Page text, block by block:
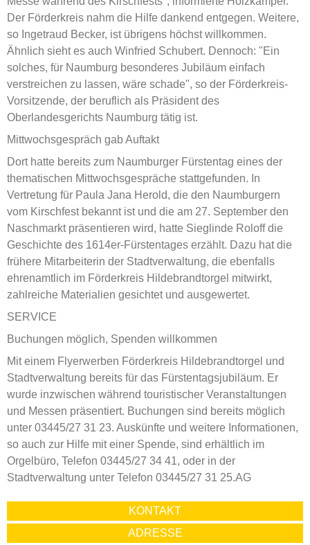
Der Förderkreis nahm die Hilfe dankend entgegen. Weitere,
so Ingetraud Becker, ist übrigens höchst willkommen.
Ähnlich sieht es auch Winfried Schubert. Dennoch: "Ein
solches, für Naumburg besonderes Jubiläum einfach
verstreichen zu lassen, wäre schade", so der Förderkreis-
Vorsitzende, der beruflich als Präsident des
Oberlandesgerichts Naumburg tätig ist.
Mittwochsgespräch gab Auftakt
Dort hatte bereits zum Naumburger Fürstentag eines der
thematischen Mittwochsgespräche stattgefunden. In
Vertretung für Paula Jana Herold, die den Naumburgern
vom Kirschfest bekannt ist und die am 27. September den
Naschmarkt präsentieren wird, hatte Sieglinde Roloff die
Geschichte des 1614er-Fürstentages erzählt. Dazu hat die
frühere Mitarbeiterin der Stadtverwaltung, die ebenfalls
ehrenamtlich im Förderkreis Hildebrandtorgel mitwirkt,
zahlreiche Materialien gesichtet und ausgewertet.
SERVICE
Buchungen möglich, Spenden willkommen
Mit einem Flyerwerben Förderkreis Hildebrandtorgel und
Stadtverwaltung bereits für das Fürstentagsjubiläum. Er
wurde inzwischen während touristischer Veranstaltungen
und Messen präsentiert. Buchungen sind bereits möglich
unter 03445/27 31 23. Auskünfte und weitere Informationen,
so auch zur Hilfe mit einer Spende, sind erhältlich im
Orgelbüro, Telefon 03445/27 34 41, oder in der
Stadtverwaltung unter Telefon 03445/27 31 25.AG
KONTAKT
ADRESSE